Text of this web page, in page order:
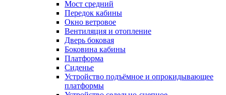
Мост средний
Передок кабины
Окно ветровое
Вентиляция и отопление
Дверь боковая
Боковина кабины
Платформа
Сиденье
Устройство подъёмное и опрокидывающее
платформы